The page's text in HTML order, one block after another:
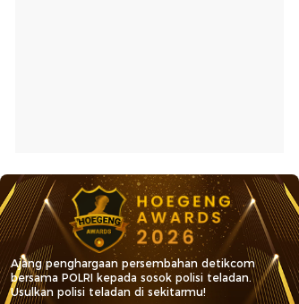
Ajang penghargaan persembahan detikcom
bersama POLRI kepada sosok polisi teladan.
Usulkan polisi teladan di sekitarmu!